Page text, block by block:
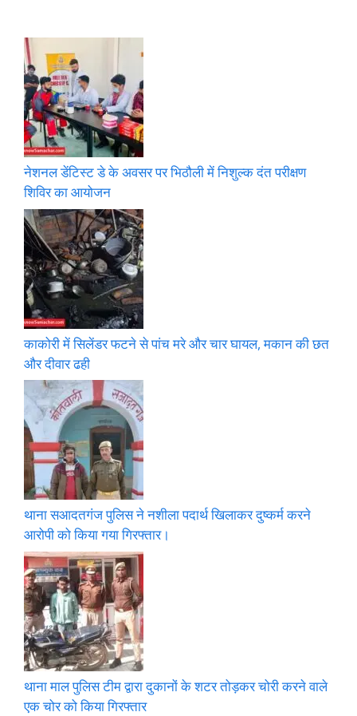
नेशनल डेंटिस्ट डे के अवसर पर भिठौली में निशुल्क दंत परीक्षण
शिविर का आयोजन
काकोरी में सिलेंडर फटने से पांच मरे और चार घायल, मकान की छत
और दीवार ढही
थाना सआदतगंज पुलिस ने नशीला पदार्थ खिलाकर दुष्कर्म करने
आरोपी को किया गया गिरफ्तार।
थाना माल पुलिस टीम द्वारा दुकानों के शटर तोड़कर चोरी करने वाले
एक चोर को किया गिरफ्तार